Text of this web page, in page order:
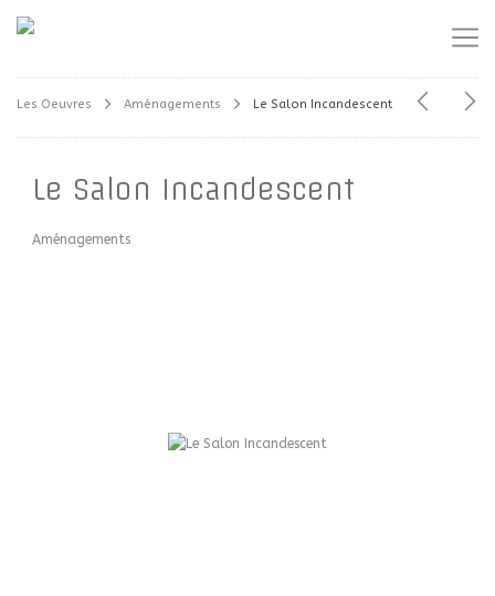
Les Oeuvres Aménagements Le Salon Incandescent
Le Salon Incandescent
Aménagements